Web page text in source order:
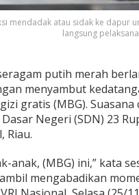
mendadak atau sidak ke dapur
langsung
putih merah
menyambut
gratis (MBG). Suasana
Negeri (SDN) 23
Riau.
anak, (MBG) ini,” kata
mengabadikan